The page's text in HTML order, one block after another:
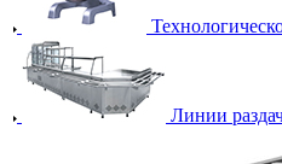
Линии